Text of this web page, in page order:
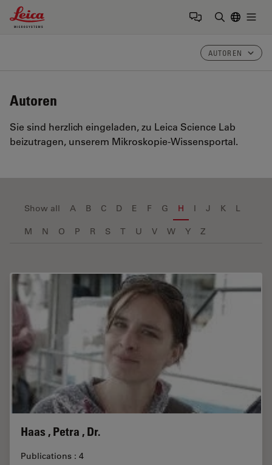
Leica Microsystems Logo
AUTOREN
Autoren
Sie sind herzlich eingeladen, zu Leica Science Lab
beizutragen, unserem Mikroskopie-Wissensportal.
Show all A B C D E F G H I J K L
M N O P R S T U V W Y Z
Haas , Petra , Dr.
Publications : 4